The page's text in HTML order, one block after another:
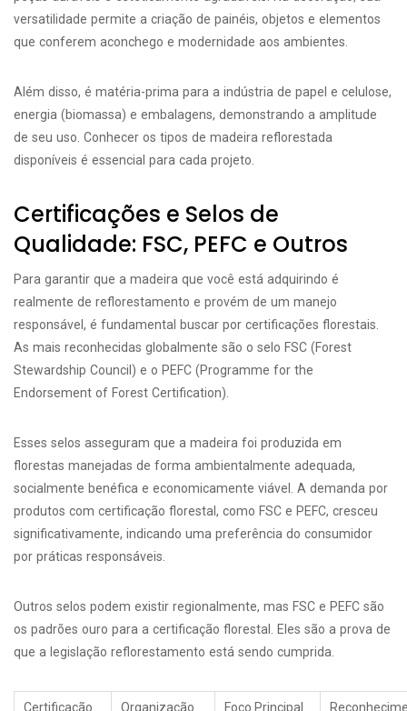
versatilidade permite a criação de painéis, objetos e elementos
que conferem aconchego e modernidade aos ambientes.
Além disso, é matéria-prima para a indústria de papel e celulose,
energia (biomassa) e embalagens, demonstrando a amplitude
de seu uso. Conhecer os tipos de madeira reflorestada
disponíveis é essencial para cada projeto.
Certificações e Selos de
Qualidade: FSC, PEFC e Outros
Para garantir que a madeira que você está adquirindo é
realmente de reflorestamento e provém de um manejo
responsável, é fundamental buscar por certificações florestais.
As mais reconhecidas globalmente são o selo FSC (Forest
Stewardship Council) e o PEFC (Programme for the
Endorsement of Forest Certification).
Esses selos asseguram que a madeira foi produzida em
florestas manejadas de forma ambientalmente adequada,
socialmente benéfica e economicamente viável. A demanda por
produtos com certificação florestal, como FSC e PEFC, cresceu
significativamente, indicando uma preferência do consumidor
por práticas responsáveis.
Outros selos podem existir regionalmente, mas FSC e PEFC são
os padrões ouro para a certificação florestal. Eles são a prova de
que a legislação reflorestamento está sendo cumprida.
Certificação Organização Foco Principal